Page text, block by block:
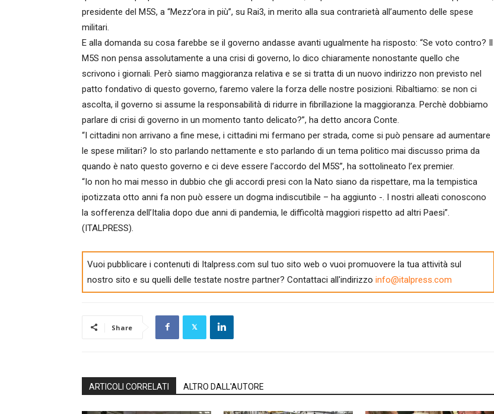
presidente del M5S, a “Mezz’ora in più”, su Rai3, in merito alla sua contrarietà all’aumento delle spese
militari.
E alla domanda su cosa farebbe se il governo andasse avanti ugualmente ha risposto: “Se voto contro? Il
M5S non pensa assolutamente a una crisi di governo, lo dico chiaramente nonostante quello che
scrivono i giornali. Però siamo maggioranza relativa e se si tratta di un nuovo indirizzo non previsto nel
patto fondativo di questo governo, faremo valere la forza delle nostre posizioni. Ribaltiamo: se non ci
ascolta, il governo si assume la responsabilità di ridurre in fibrillazione la maggioranza. Perchè dobbiamo
parlare di crisi di governo in un momento tanto delicato?”, ha detto ancora Conte.
“I cittadini non arrivano a fine mese, i cittadini mi fermano per strada, come si può pensare ad aumentare
le spese militari? Io sto parlando nettamente e sto parlando di un tema politico mai discusso prima da
quando è nato questo governo e ci deve essere l’accordo del M5S”, ha sottolineato l’ex premier.
“Io non ho mai messo in dubbio che gli accordi presi con la Nato siano da rispettare, ma la tempistica
ipotizzata otto anni fa non può essere un dogma indiscutibile – ha aggiunto -. I nostri alleati conoscono
la sofferenza dell’Italia dopo due anni di pandemia, le difficoltà maggiori rispetto ad altri Paesi”.
(ITALPRESS).
Vuoi pubblicare i contenuti di Italpress.com sul tuo sito web o vuoi promuovere la tua attività sul
nostro sito e su quelli delle testate nostre partner? Contattaci all'indirizzo info@italpress.com
Share
ARTICOLI CORRELATI ALTRO DALL'AUTORE